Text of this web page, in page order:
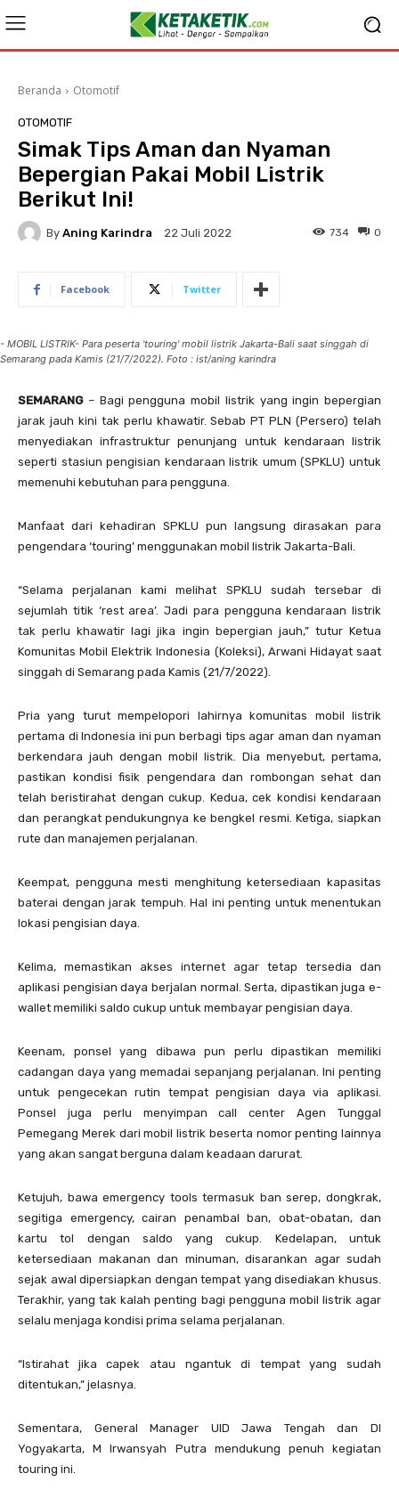
Beranda Otomotif
OTOMOTIF
Simak Tips Aman dan Nyaman
Bepergian Pakai Mobil Listrik
Berikut Ini!
By Aning Karindra 22 Juli 2022 0
734
Facebook Twitter
- MOBIL LISTRIK- Para peserta 'touring' mobil listrik Jakarta-Bali saat singgah di
Semarang pada Kamis (21/7/2022). Foto : ist/aning karindra
SEMARANG– Bagi pengguna mobil listrik yang ingin bepergian
jarak jauh kini tak perlu khawatir. Sebab PT PLN (Persero) telah
menyediakan infrastruktur penunjang untuk kendaraan listrik
seperti stasiun pengisian kendaraan listrik umum (SPKLU) untuk
memenuhi kebutuhan para pengguna.
Manfaat dari kehadiran SPKLU pun langsung dirasakan para
pengendara ‘touring’ menggunakan mobil listrik Jakarta-Bali.
“Selama perjalanan kami melihat SPKLU sudah tersebar di
sejumlah titik ‘rest area’. Jadi para pengguna kendaraan listrik
tak perlu khawatir lagi jika ingin bepergian jauh,” tutur Ketua
Komunitas Mobil Elektrik Indonesia (Koleksi), Arwani Hidayat saat
singgah di Semarang pada Kamis (21/7/2022).
Pria yang turut mempelopori lahirnya komunitas mobil listrik
pertama di Indonesia ini pun berbagi tips agar aman dan nyaman
berkendara jauh dengan mobil listrik. Dia menyebut, pertama,
pastikan kondisi fisik pengendara dan rombongan sehat dan
telah beristirahat dengan cukup. Kedua, cek kondisi kendaraan
dan perangkat pendukungnya ke bengkel resmi. Ketiga, siapkan
rute dan manajemen perjalanan.
Keempat, pengguna mesti menghitung ketersediaan kapasitas
baterai dengan jarak tempuh. Hal ini penting untuk menentukan
lokasi pengisian daya.
Kelima, memastikan akses internet agar tetap tersedia dan
aplikasi pengisian daya berjalan normal. Serta, dipastikan juga e-
wallet memiliki saldo cukup untuk membayar pengisian daya.
Keenam, ponsel yang dibawa pun perlu dipastikan memiliki
cadangan daya yang memadai sepanjang perjalanan. Ini penting
untuk pengecekan rutin tempat pengisian daya via aplikasi.
Ponsel juga perlu menyimpan call center Agen Tunggal
Pemegang Merek dari mobil listrik beserta nomor penting lainnya
yang akan sangat berguna dalam keadaan darurat.
Ketujuh, bawa emergency tools termasuk ban serep, dongkrak,
segitiga emergency, cairan penambal ban, obat-obatan, dan
kartu tol dengan saldo yang cukup. Kedelapan, untuk
ketersediaan makanan dan minuman, disarankan agar sudah
sejak awal dipersiapkan dengan tempat yang disediakan khusus.
Terakhir, yang tak kalah penting bagi pengguna mobil listrik agar
selalu menjaga kondisi prima selama perjalanan.
“Istirahat jika capek atau ngantuk di tempat yang sudah
ditentukan,” jelasnya.
Sementara, General Manager UID Jawa Tengah dan DI
Yogyakarta, M Irwansyah Putra mendukung penuh kegiatan
touring ini.